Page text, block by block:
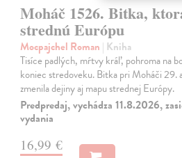
Moháč 1526. Bitka,
strednú Európu
Mocpajchel Roman | Kniha
Tisíce padlých, mŕtvy kráľ, pohroma na
koniec stredoveku. Bitka pri Moháči 29.
zmenila dejiny aj mapu strednej Európy.
Predpredaj, vychádza 11.8.2026,
vydania
16,99 €